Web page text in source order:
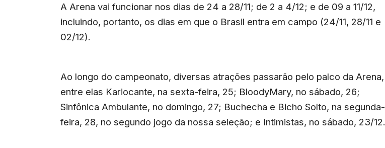
A Arena vai funcionar nos dias de 24 a 28/11; de 2 a 4/12; e de 09 a 11/12,
incluindo, portanto, os dias em que o Brasil entra em campo (24/11, 28/11 e
02/12).
Ao longo do campeonato, diversas atrações passarão pelo palco da Arena,
entre elas Kariocante, na sexta-feira, 25; BloodyMary, no sábado, 26;
Sinfônica Ambulante, no domingo, 27; Buchecha e Bicho Solto, na segunda-
feira, 28, no segundo jogo da nossa seleção; e Intimistas, no sábado, 23/12.